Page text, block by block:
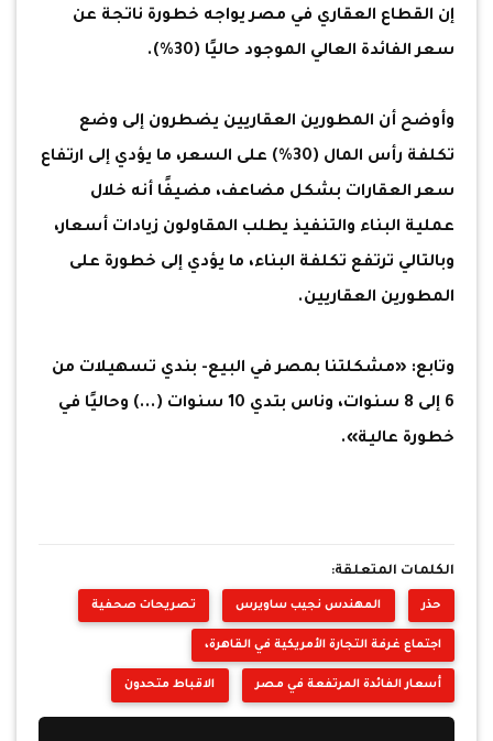
إن القطاع العقاري في مصر يواجه خطورة ناتجة عن
سعر الفائدة العالي الموجود حاليًا (30%).
وأوضح أن المطورين العقاريين يضطرون إلى وضع
تكلفة رأس المال (30%) على السعر، ما يؤدي إلى ارتفاع
سعر العقارات بشكل مضاعف، مضيفًا أنه خلال
عملية البناء والتنفيذ يطلب المقاولون زيادات أسعار،
وبالتالي ترتفع تكلفة البناء، ما يؤدي إلى خطورة على
المطورين العقاريين.
وتابع: «مشكلتنا بمصر في البيع- بندي تسهيلات من
6 إلى 8 سنوات، وناس بتدي 10 سنوات (...) وحاليًا في
خطورة عالية».
الكلمات المتعلقة:
حذر المهندس نجيب ساويرس تصريحات صحفية
اجتماع غرفة التجارة الأمريكية في القاهرة،
أسعار الفائدة المرتفعة في مصر الاقباط متحدون